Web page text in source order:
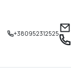
+380952312525